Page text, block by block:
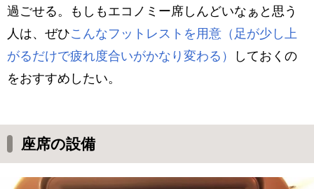
過ごせる。もしもエコノミー席しんどいなぁと思う
人は、ぜひこんなフットレストを用意（足が少し上
がるだけで疲れ度合いがかなり変わる）
しておくの
をおすすめしたい。
座席の設備